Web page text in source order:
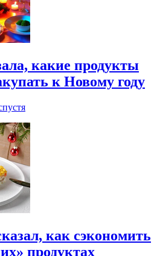
какие продукты
к Новому году
как сэкономить
продуктах